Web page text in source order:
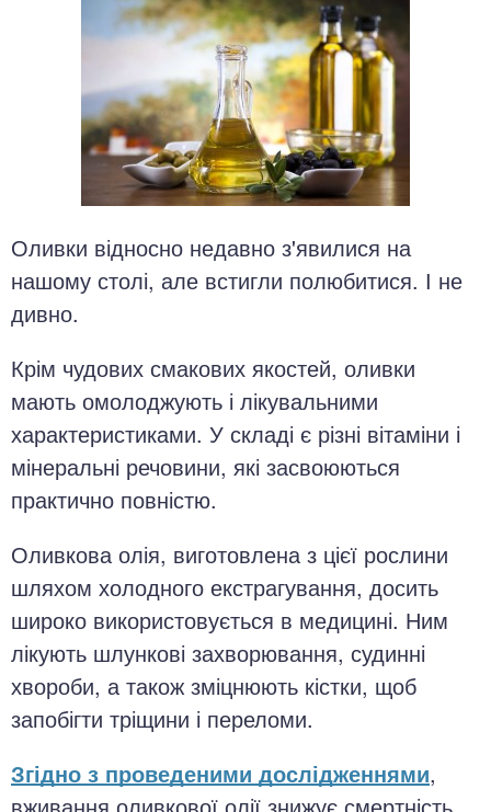
Оливки відносно недавно з'явилися на
нашому столі, але встигли полюбитися. І не
дивно.
Крім чудових смакових якостей, оливки
мають омолоджують і лікувальними
характеристиками. У складі є різні вітаміни і
мінеральні речовини, які засвоюються
практично повністю.
Оливкова олія, виготовлена з цієї рослини
шляхом холодного екстрагування, досить
широко використовується в медицині. Ним
лікують шлункові захворювання, судинні
хвороби, а також зміцнюють кістки, щоб
запобігти тріщини і переломи.
Згідно з проведеними дослідженнями,